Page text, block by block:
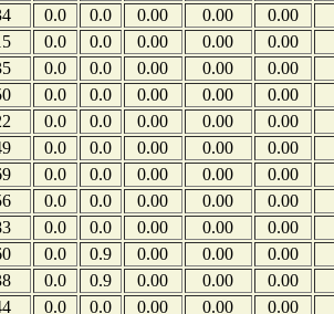
0.0 0.0 0.00 0.00 0.00
0.0 0.0 0.00 0.00 0.00
0.0 0.0 0.00 0.00 0.00
0.0 0.0 0.00 0.00 0.00
0.0 0.0 0.00 0.00 0.00
0.0 0.0 0.00 0.00 0.00
0.0 0.0 0.00 0.00 0.00
0.0 0.0 0.00 0.00 0.00
0.0 0.0 0.00 0.00 0.00
0.0 0.9 0.00 0.00 0.00
0.0 0.9 0.00 0.00 0.00
0.0 0.0 0.00 0.00 0.00